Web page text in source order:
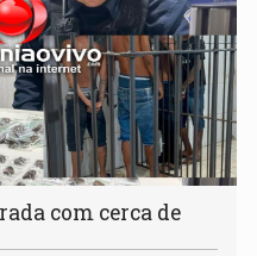
com cerca de